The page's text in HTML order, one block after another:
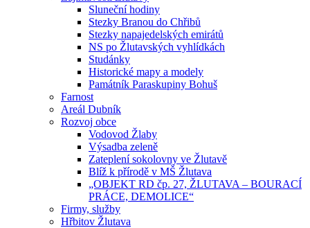
Sluneční hodiny
Stezky Branou do Chřibů
Stezky napajedelských emirátů
NS po Žlutavských vyhlídkách
Studánky
Historické mapy a modely
Památník Paraskupiny Bohuš
Farnost
Areál Dubník
Rozvoj obce
Vodovod Žlaby
Výsadba zeleně
Zateplení sokolovny ve Žlutavě
Blíž k přírodě v MŠ Žlutava
„OBJEKT RD čp. 27, ŽLUTAVA – BOURACÍ
PRÁCE, DEMOLICE“
Firmy, služby
Hřbitov Žlutava